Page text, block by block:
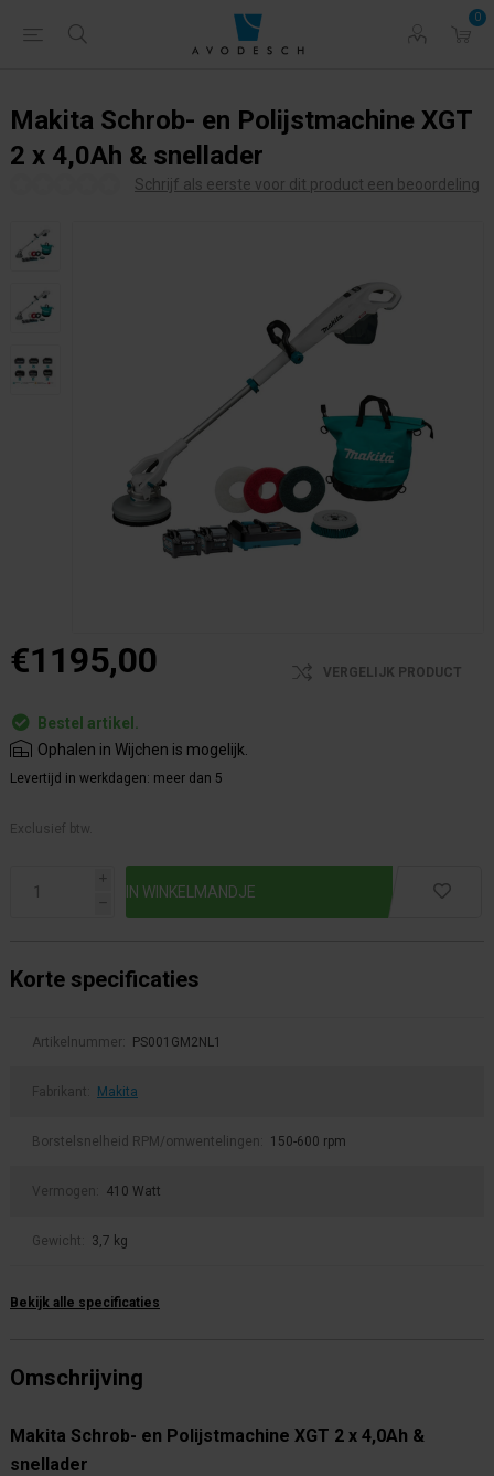
0
Makita Schrob- en Polijstmachine XGT
2 x 4,0Ah & snellader
Schrijf als eerste voor dit product een beoordeling
€1195,00 VERGELIJK PRODUCT
Bestel artikel.
Ophalen in Wijchen is mogelijk.
Levertijd in werkdagen: meer dan 5
Exclusief btw.
i
h
Korte specificaties
Artikelnummer: PS001GM2NL1
Fabrikant: Makita
Borstelsnelheid RPM/omwentelingen: 150-600 rpm
Vermogen: 410 Watt
Gewicht: 3,7 kg
Bekijk alle specificaties
Omschrijving
Makita Schrob- en Polijstmachine XGT 2 x 4,0Ah &
snellader